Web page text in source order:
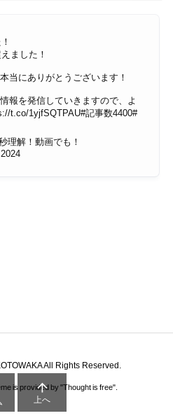
ました！
当にありがとうございます！
報を発信していきますので、よ
t.co/1yjfSQTPAU#記事数4400#
理解！動画でも！
All Rights Reserved.
is provided by "Thought is free".

上へ